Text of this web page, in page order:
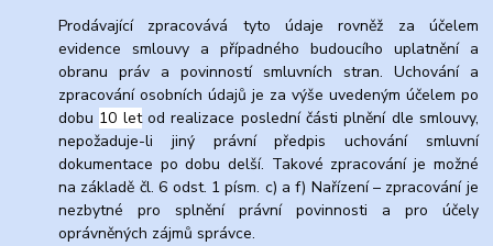
Prodávající zpracovává tyto údaje rovněž za účelem
evidence smlouvy a případného budoucího uplatnění a
obranu práv a povinností smluvních stran. Uchování a
zpracování osobních údajů je za výše uvedeným účelem po
dobu 10 letod realizace poslední části plnění dle smlouvy,
nepožaduje-li jiný právní předpis uchování smluvní
dokumentace po dobu delší. Takové zpracování je možné
na základě čl. 6 odst. 1 písm. c) a f) Nařízení – zpracování je
nezbytné pro splnění právní povinnosti a pro účely
oprávněných zájmů správce.